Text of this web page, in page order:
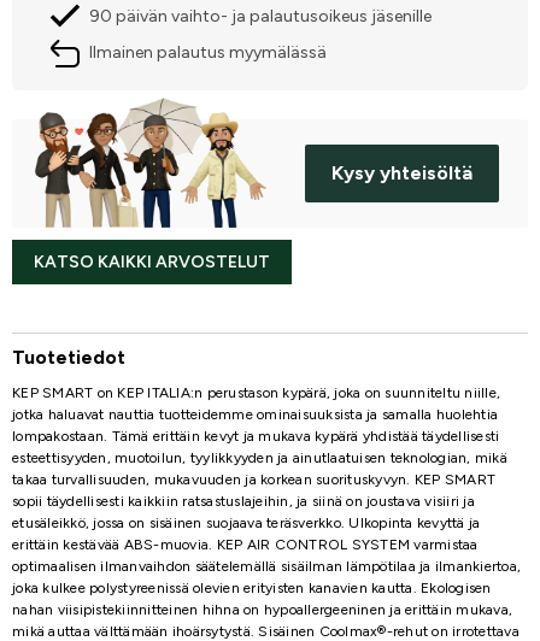
90 päivän vaihto- ja palautusoikeus jäsenille
Ilmainen palautus myymälässä
Kysy yhteisöltä
KATSO KAIKKI ARVOSTELUT
Tuotetiedot
KEP SMART on KEP ITALIA:n perustason kypärä, joka on suunniteltu niille,
jotka haluavat nauttia tuotteidemme ominaisuuksista ja samalla huolehtia
lompakostaan. Tämä erittäin kevyt ja mukava kypärä yhdistää täydellisesti
esteettisyyden, muotoilun, tyylikkyyden ja ainutlaatuisen teknologian, mikä
takaa turvallisuuden, mukavuuden ja korkean suorituskyvyn. KEP SMART
sopii täydellisesti kaikkiin ratsastuslajeihin, ja siinä on joustava visiiri ja
etusäleikkö, jossa on sisäinen suojaava teräsverkko. Ulkopinta kevyttä ja
erittäin kestävää ABS-muovia. KEP AIR CONTROL SYSTEM varmistaa
optimaalisen ilmanvaihdon säätelemällä sisäilman lämpötilaa ja ilmankiertoa,
joka kulkee polystyreenissä olevien erityisten kanavien kautta. Ekologisen
nahan viisipistekiinnitteinen hihna on hypoallergeeninen ja erittäin mukava,
mikä auttaa välttämään ihoärsytystä. Sisäinen Coolmax®-rehut on irrotettava